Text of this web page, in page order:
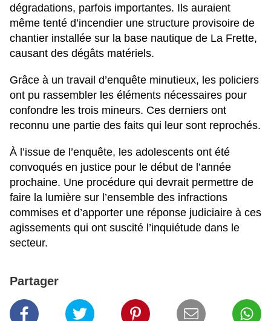
dégradations, parfois importantes. Ils auraient
même tenté d’incendier une structure provisoire de
chantier installée sur la base nautique de La Frette,
causant des dégâts matériels.
Grâce à un travail d’enquête minutieux, les policiers
ont pu rassembler les éléments nécessaires pour
confondre les trois mineurs. Ces derniers ont
reconnu une partie des faits qui leur sont reprochés.
À l’issue de l’enquête, les adolescents ont été
convoqués en justice pour le début de l’année
prochaine. Une procédure qui devrait permettre de
faire la lumière sur l’ensemble des infractions
commises et d’apporter une réponse judiciaire à ces
agissements qui ont suscité l’inquiétude dans le
secteur.
Partager